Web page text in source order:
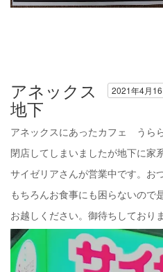
2021年4月16
アネックス
地下
アネックスにあったカフェ うら
閉店してしまいましたが地下に家
サイゼリアさんが営業中です。お
もちろんお食事にも困らないので
お越しください。御待ちしており